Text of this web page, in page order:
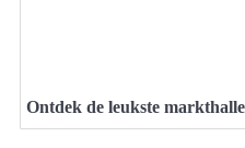
Ontdek de leukste